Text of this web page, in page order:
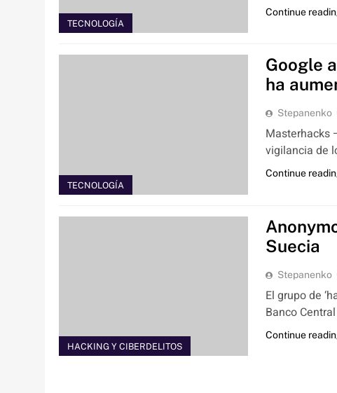
TECNOLOGÍA
Continue
TECNOLOGÍA
Google
ha
Stepanenko
Masterhacks
vigilancia de
Continue
HACKING Y CIBERDELITOS
Suecia
Stepanenko
El grupo de
Banco
Continue